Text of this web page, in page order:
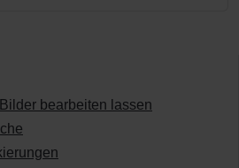
bearbeiten lassen